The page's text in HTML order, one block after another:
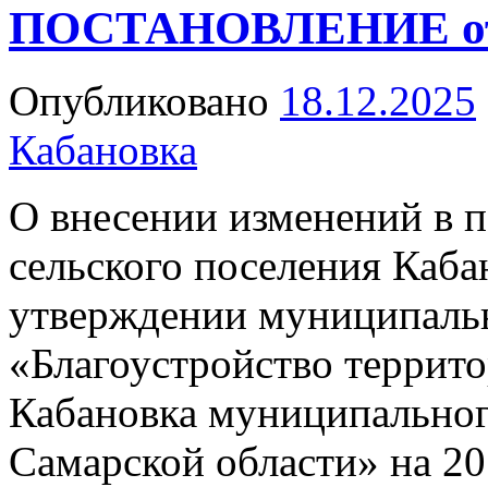
ПОСТАНОВЛЕНИЕ от
Опубликовано 18.12.2025
Кабановка
О внесении изменений в
сельского поселения
утверждении
«Благоустройство
Кабановка
Самарской области» на